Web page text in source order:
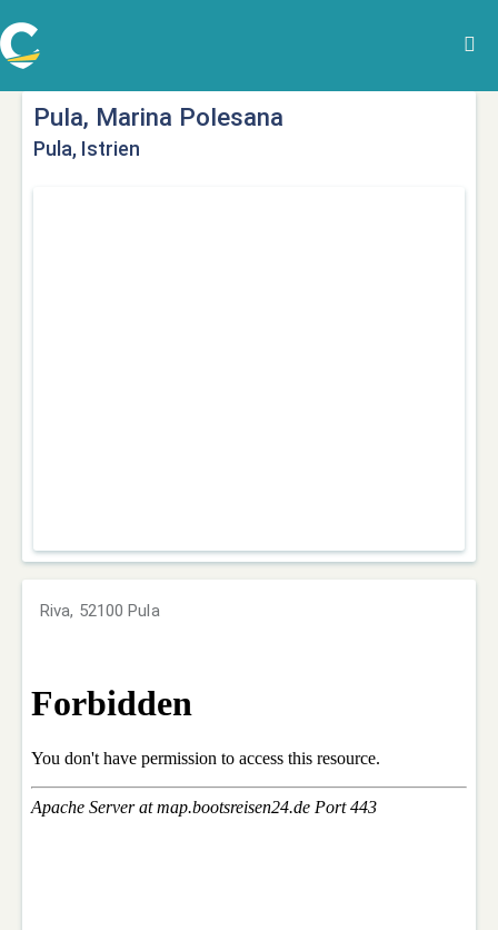
Pula, Marina Polesana
Pula, Istrien
Riva, 52100 Pula